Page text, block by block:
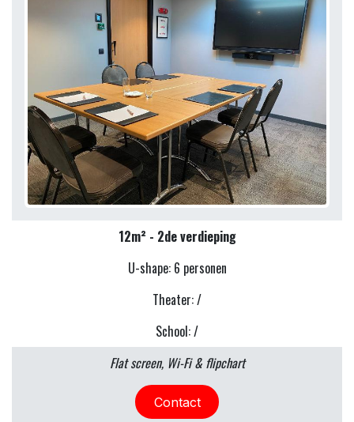
12m² - 2de verdieping
U-shape: 6 personen
Theater: /
School: /
Flat screen, Wi-Fi & flipchart
Contact